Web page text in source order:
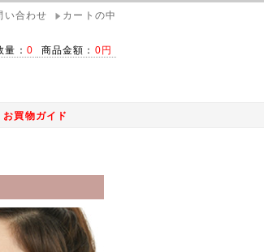
い合わせ カートの中
量： 0 商品金額： 0円
お買物ガイド